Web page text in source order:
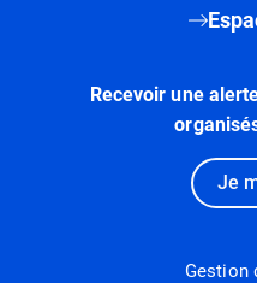
Recevoir une
Je
Gestion